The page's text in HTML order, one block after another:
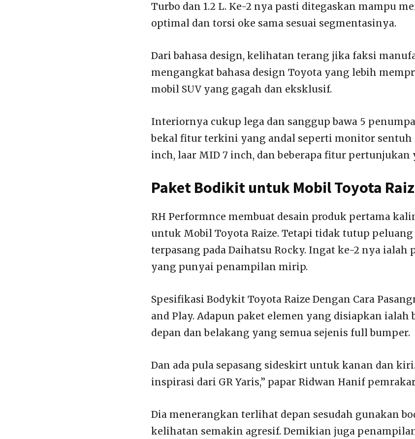
Turbo dan 1.2 L. Ke-2 nya pasti ditegaskan mampu
optimal dan torsi oke sama sesuai segmentasinya.
Dari bahasa design, kelihatan terang jika faksi
mengangkat bahasa design Toyota yang lebih
mobil SUV yang gagah dan eksklusif.
Interiornya cukup lega dan sanggup bawa 5
bekal fitur terkini yang andal seperti monitor sentuh
inch, laar MID 7 inch, dan beberapa fitur pertunjukan
Paket Bodikit untuk Mobil Toyota
RH Performnce membuat desain produk pertama
untuk Mobil Toyota Raize. Tetapi tidak tutup
terpasang pada Daihatsu Rocky. Ingat ke-2 nya ialah
yang punyai penampilan mirip.
Spesifikasi Bodykit Toyota Raize Dengan Cara
and Play. Adapun paket elemen yang disiapkan ialah
depan dan belakang yang semua sejenis full bumper.
Dan ada pula sepasang sideskirt untuk kanan dan
inspirasi dari GR Yaris,” papar Ridwan Hanif
Dia menerangkan terlihat depan sesudah gunakan
kelihatan semakin agresif. Demikian juga